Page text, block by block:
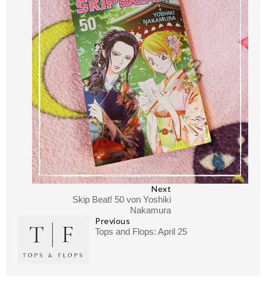
Next
Skip Beat! 50 von Yoshiki
Nakamura
Previous
Tops and Flops: April 25